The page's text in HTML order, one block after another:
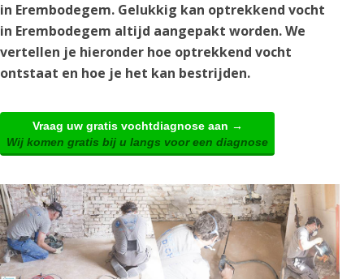
in Erembodegem. Gelukkig kan optrekkend vocht
in Erembodegem altijd aangepakt worden. We
vertellen je hieronder hoe optrekkend vocht
ontstaat en hoe je het kan bestrijden.
Vraag uw gratis vochtdiagnose aan →
Wij komen gratis bij u langs voor een diagnose